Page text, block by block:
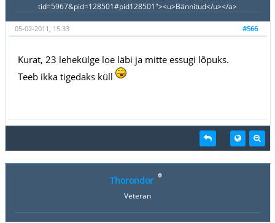
tid=5967&pid=128501#pid128501"><u>Bännitud</u></a>
#566
05-02-2011, 15:33
Kurat, 23 lehekülge loe läbi ja mitte essugi lõpuks.
Teeb ikka tigedaks küll
Thorondor
Veteran